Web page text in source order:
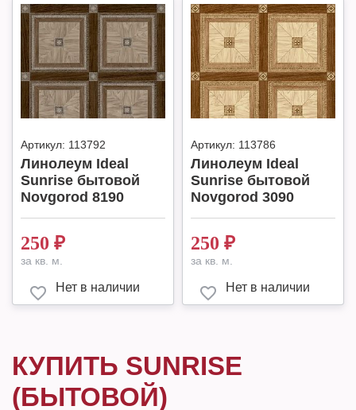
Артикул: 113792
Линолеум Ideal
Sunrise бытовой
Novgorod 8190
250 ₽
за кв. м.
Нет в наличии
Артикул: 113786
Линолеум Ideal
Sunrise бытовой
Novgorod 3090
250 ₽
за кв. м.
Нет в наличии
КУПИТЬ SUNRISE
(БЫТОВОЙ)